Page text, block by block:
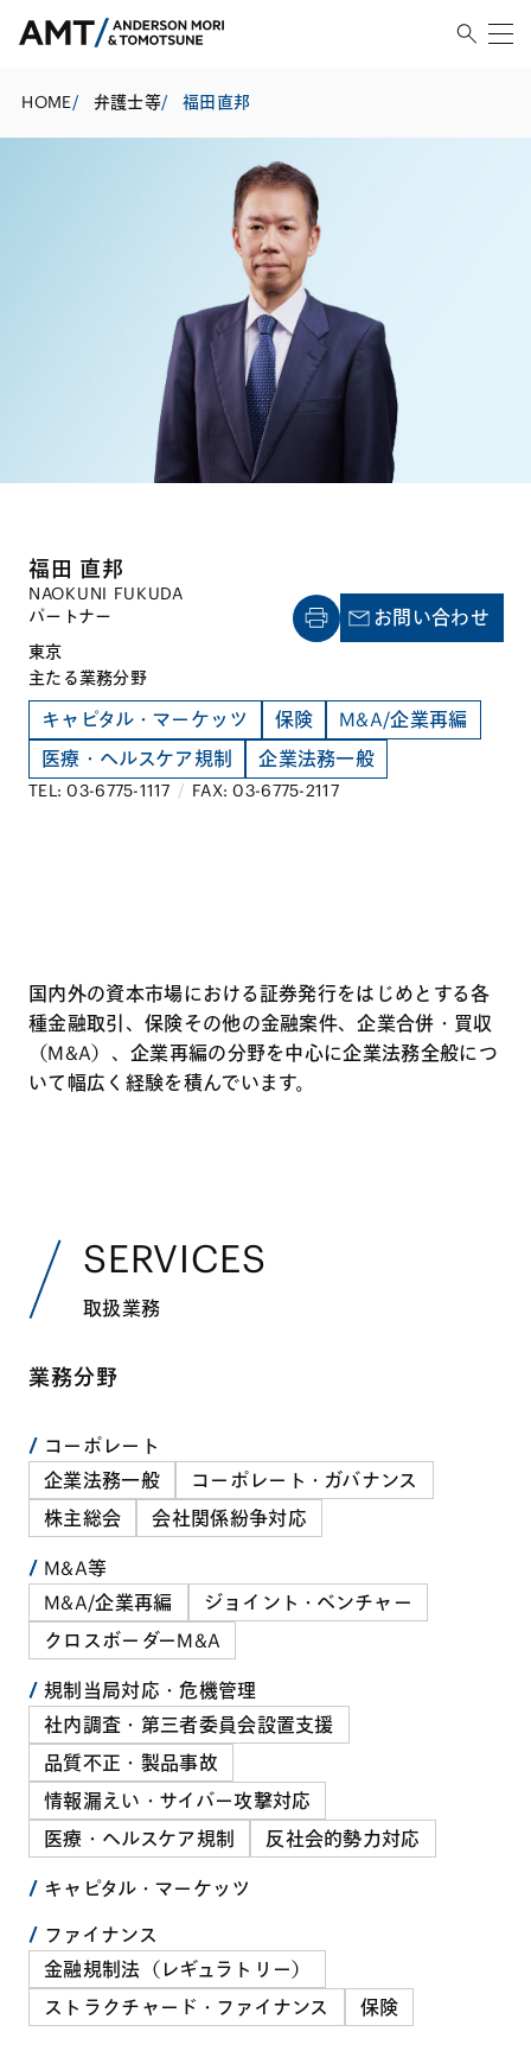
HOME/ 弁護士等/ 福田直邦
福田 直邦
NAOKUNI FUKUDA
パートナー
東京
主たる業務分野
キャピタル・マーケッツ 保険
M&A/企業再編
医療・ヘルスケア規制
企業法務一般
TEL: 03-6775-1117 / FAX: 03-6775-2117
お問い合わせ
国内外の資本市場における証券発行をはじめとする各
種金融取引、保険その他の金融案件、企業合併・買収
（M&A）、企業再編の分野を中心に企業法務全般につ
いて幅広く経験を積んでいます。
SERVICES
取扱業務
業務分野
コーポレート
企業法務一般
コーポレート・ガバナンス
株主総会
会社関係紛争対応
M&A等
M&A/企業再編
ジョイント・ベンチャー
クロスボーダーM&A
規制当局対応・危機管理
社内調査・第三者委員会設置支援
品質不正・製品事故
情報漏えい・サイバー攻撃対応
医療・ヘルスケア規制
反社会的勢力対応
キャピタル・マーケッツ
ファイナンス
金融規制法（レギュラトリー）
ストラクチャード・ファイナンス
保険